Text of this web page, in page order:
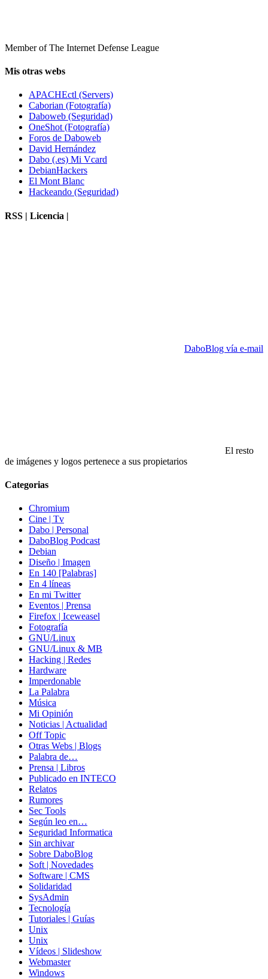
Member of The Internet Defense League
Mis otras webs
APACHEctl (Servers)
Caborian (Fotografía)
Daboweb (Seguridad)
OneShot (Fotografía)
Foros de Daboweb
David Hernández
Dabo (.es) Mi Vcard
DebianHackers
El Mont Blanc
Hackeando (Seguridad)
RSS | Licencia |
DaboBlog vía e-mail
El resto
de imágenes y logos pertenece a sus propietarios
Categorias
Chromium
Cine | Tv
Dabo | Personal
DaboBlog Podcast
Debian
Diseño | Imagen
En 140 [Palabras]
En 4 líneas
En mi Twitter
Eventos | Prensa
Firefox | Iceweasel
Fotografía
GNU/Linux
GNU/Linux & MB
Hacking | Redes
Hardware
Imperdonable
La Palabra
Música
Mi Opinión
Noticias | Actualidad
Off Topic
Otras Webs | Blogs
Palabra de…
Prensa | Libros
Publicado en INTECO
Relatos
Rumores
Sec Tools
Según leo en…
Seguridad Informatica
Sin archivar
Sobre DaboBlog
Soft | Novedades
Software | CMS
Solidaridad
SysAdmin
Tecnología
Tutoriales | Guías
Unix
Unix
Vídeos | Slideshow
Webmaster
Windows